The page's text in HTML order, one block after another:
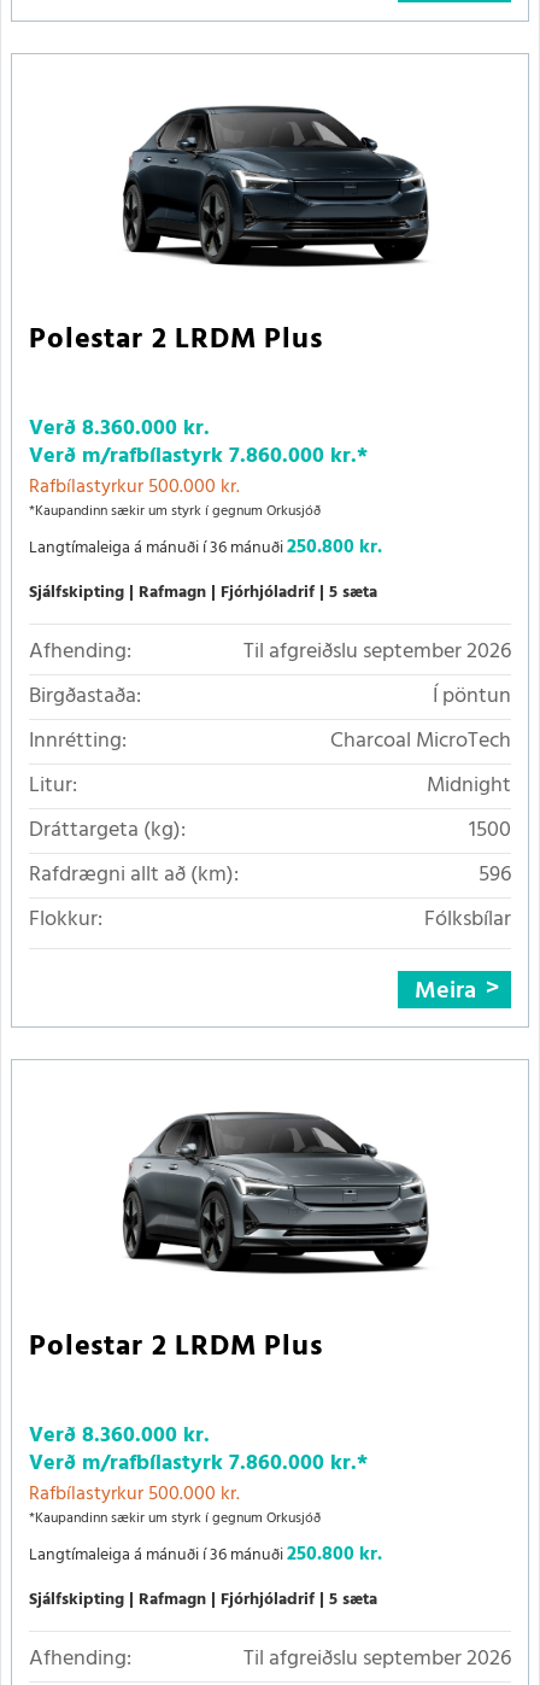
Polestar 2 LRDM Plus
Verð8.360.000 kr.
Verð m/rafbílastyrk7.860.000 kr.*
Rafbílastyrkur 500.000 kr.
*Kaupandinn sækir um styrk í gegnum Orkusjóð
Langtímaleiga á mánuði í 36 mánuði250.800 kr.
Sjálfskipting Rafmagn Fjórhjóladrif 5 sæta
Afhending:
Til afgreiðslu september 2026
Birgðastaða:
Í pöntun
Innrétting:
Charcoal MicroTech
Litur:
Midnight
Dráttargeta (kg):
1500
Rafdrægni allt að (km):
596
Flokkur:
Fólksbílar
Meira
Polestar 2 LRDM Plus
Verð8.360.000 kr.
Verð m/rafbílastyrk7.860.000 kr.*
Rafbílastyrkur 500.000 kr.
*Kaupandinn sækir um styrk í gegnum Orkusjóð
Langtímaleiga á mánuði í 36 mánuði250.800 kr.
Sjálfskipting Rafmagn Fjórhjóladrif 5 sæta
Afhending:
Til afgreiðslu september 2026